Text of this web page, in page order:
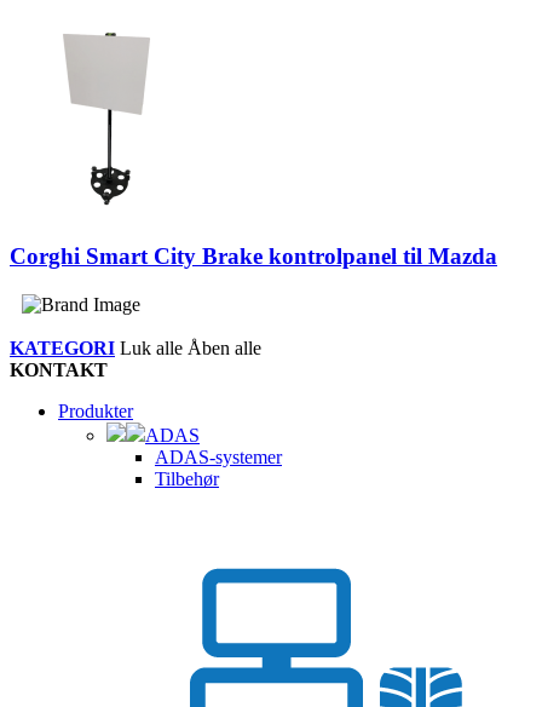
Corghi Smart City Brake kontrolpanel til Mazda
KATEGORI Luk alle Åben alle
KONTAKT
Produkter
ADAS
ADAS-systemer
Tilbehør